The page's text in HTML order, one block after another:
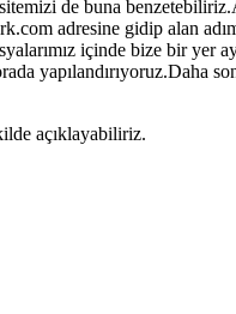
de buna
adresine gidip alan
içinde bize bir yer
yapılandırıyoruz.Daha
açıklayabiliriz.